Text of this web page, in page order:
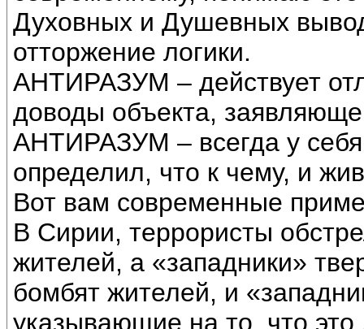
Духовных и Душевных
отторжение логики.
АНТИРАЗУМ – действует
доводы объекта,
АНТИРАЗУМ – всегда у
определил, что к чему, и
Вот вам современные
В Сирии, террористы
жителей, а «западники»
бомбят жителей, и
указывающие на то, что